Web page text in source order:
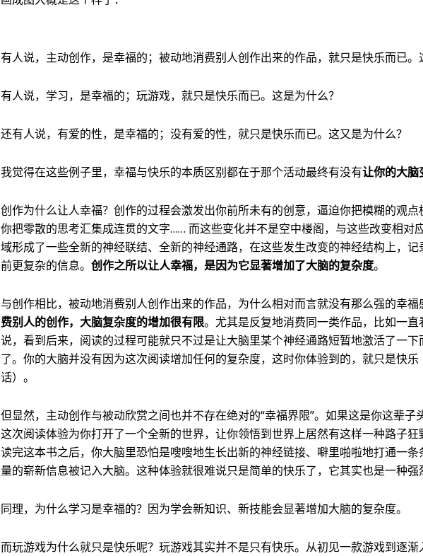
有人说，主动创作，是幸福的；被动地消费别人创作出来的作品，就只是快乐而已。
有人说，学习，是幸福的；玩游戏，就只是快乐而已。这是为什么？
还有人说，有爱的性，是幸福的；没有爱的性，就只是快乐而已。这又是为什么？
我觉得在这些例子里，幸福与快乐的本质区别都在于那个活动最终有没有让你的大脑
创作为什么让人幸福？创作的过程会激发出你前所未有的创意，逼迫你把模糊的观
你把零散的思考汇集成连贯的文字…… 而这些变化并不是空中楼阁，与这些改变相对
域形成了一些全新的神经联结、全新的神经通路，在这些发生改变的神经结构上，
前更复杂的信息。 创作之所以让人幸福，是因为它显著增加了大脑的复杂度。
与创作相比，被动地消费别人创作出来的作品，为什么相对而言就没有那么强的幸福
费别人的创作，大脑复杂度的增加很有限。尤其是反复地消费同一类作品，比如一
说，看到后来，阅读的过程可能就只不过是让大脑里某个神经通路短暂地激活了一
了。你的大脑并没有因为这次阅读增加任何的复杂度，这时你体验到的，就只是快乐
话）。
但显然，主动创作与被动欣赏之间也并不存在绝对的“幸福界限”。如果这是你这辈子
这次阅读体验为你打开了一个全新的世界，让你领悟到世界上居然有这样一种路子
读完这本书之后，你大脑里恐怕是嗖嗖地生长出新的神经链接、噼里啪啦地打通一
量的崭新信息被记入大脑。这种体验就很难说只是简单的快乐了，它其实也是一种强
同理，为什么学习是幸福的？因为学会新知识、新技能会显著增加大脑的复杂度。
而玩游戏为什么就只是快乐呢？玩游戏其实并不是只有快乐。从初见一款游戏到逐